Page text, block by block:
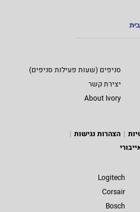
סניפים (שעות פעילות סניפים)
יצירת קשר
About Ivory
הצהרות נגישות
Logitech
Corsair
Bosch